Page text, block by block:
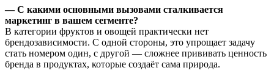
— С какими основными вызовами сталкивается
маркетинг в вашем сегменте?
В категории фруктов и овощей практически нет
брендозависимости. С одной стороны, это упрощает задачу
стать номером один, с другой — сложнее прививать ценность
бренда в продуктах, которые создаёт сама природа.